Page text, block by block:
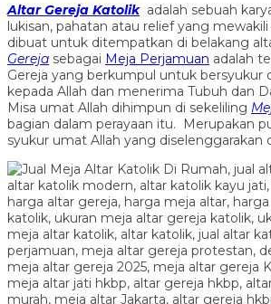
Altar Gereja Katolik adalah sebuah
lukisan, pahatan atau relief yang
dibuat untuk ditempatkan di belakang
Gereja sebagai Meja Perjamuan adalah
Gereja yang berkumpul untuk bersyukur
kepada Allah dan menerima Tubuh dan
Misa umat Allah dihimpun di sekeliling
bagian dalam perayaan itu. Merupakan
syukur umat Allah yang diselenggarakan